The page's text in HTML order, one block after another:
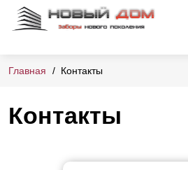
Главная Контакты
Контакты